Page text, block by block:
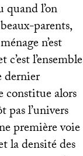
l’on
parents,
n’est
l’ensemble
dernier
constitue alors
l’univers
première voie
la densité des